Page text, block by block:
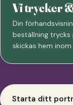
Vi trycker
Din
beställning
skickas hem inom
Starta ditt